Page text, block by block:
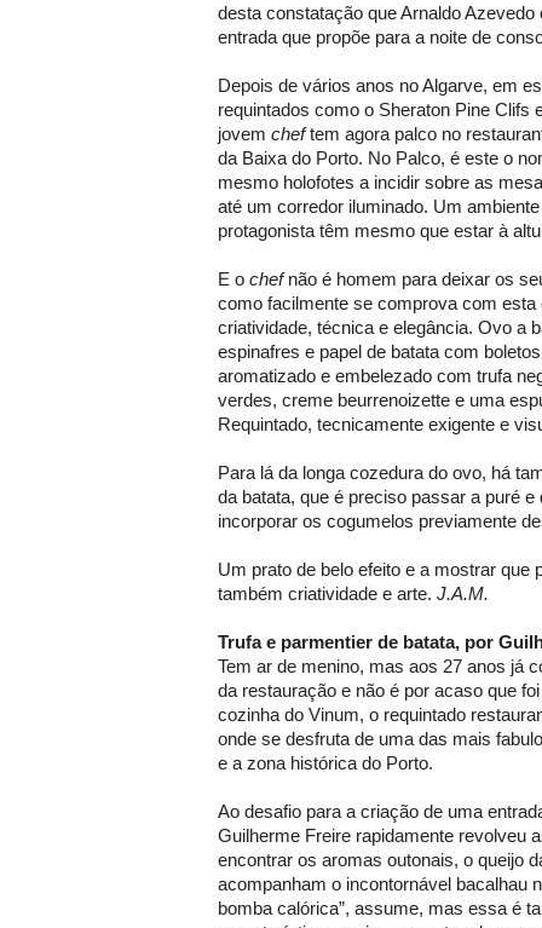
desta constatação que Arnaldo Azevedo
entrada que propõe para a noite de
Depois de vários anos no Algarve, em
requintados como o Sheraton Pine Clifs
jovem cheftem agora palco no
da Baixa do Porto. No Palco, é este o
mesmo holofotes a incidir sobre as
até um corredor iluminado. Um
protagonista têm mesmo que estar à
E o chefnão é homem para deixar os
como facilmente se comprova com esta
criatividade, técnica e elegância. Ovo a
espinafres e papel de batata com
aromatizado e embelezado com trufa
verdes, creme beurrenoizette e uma
Requintado, tecnicamente exigente e
Para lá da longa cozedura do ovo, há
da batata, que é preciso passar a puré e
incorporar os cogumelos previamente
Um prato de belo efeito e a mostrar que
também criatividade e arte. J.A.M.
Trufa e parmentier de batata, por
Tem ar de menino, mas aos 27 anos já
da restauração e não é por acaso que
cozinha do Vinum, o requintado
onde se desfruta de uma das mais
e a zona histórica do Porto.
Ao desafio para a criação de uma
Guilherme Freire rapidamente revolveu
encontrar os aromas outonais, o queijo
acompanham o incontornável bacalhau
bomba calórica”, assume, mas essa é